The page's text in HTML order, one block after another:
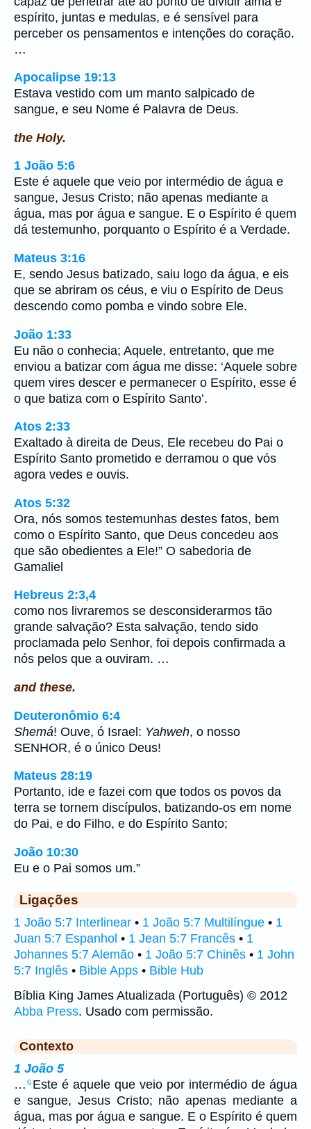
espírito, juntas e medulas, e é sensível para
perceber os pensamentos e intenções do coração.
…
Apocalipse 19:13
Estava vestido com um manto salpicado de
sangue, e seu Nome é Palavra de Deus.
the Holy.
1 João 5:6
Este é aquele que veio por intermédio de água e
sangue, Jesus Cristo; não apenas mediante a
água, mas por água e sangue. E o Espírito é quem
dá testemunho, porquanto o Espírito é a Verdade.
Mateus 3:16
E, sendo Jesus batizado, saiu logo da água, e eis
que se abriram os céus, e viu o Espírito de Deus
descendo como pomba e vindo sobre Ele.
João 1:33
Eu não o conhecia; Aquele, entretanto, que me
enviou a batizar com água me disse: ‘Aquele sobre
quem vires descer e permanecer o Espírito, esse é
o que batiza com o Espírito Santo’.
Atos 2:33
Exaltado à direita de Deus, Ele recebeu do Pai o
Espírito Santo prometido e derramou o que vós
agora vedes e ouvis.
Atos 5:32
Ora, nós somos testemunhas destes fatos, bem
como o Espírito Santo, que Deus concedeu aos
que são obedientes a Ele!” O sabedoria de
Gamaliel
Hebreus 2:3,4
como nos livraremos se desconsiderarmos tão
grande salvação? Esta salvação, tendo sido
proclamada pelo Senhor, foi depois confirmada a
nós pelos que a ouviram. …
and these.
Deuteronômio 6:4
Shemá! Ouve, ó Israel: Yahweh, o nosso
SENHOR, é o único Deus!
Mateus 28:19
Portanto, ide e fazei com que todos os povos da
terra se tornem discípulos, batizando-os em nome
do Pai, e do Filho, e do Espírito Santo;
João 10:30
Eu e o Pai somos um.”
Ligações
1 João 5:7 Interlinear • 1 João 5:7 Multilíngue • 1
Juan 5:7 Espanhol • 1 Jean 5:7 Francês • 1
Johannes 5:7 Alemão • 1 João 5:7 Chinês • 1 John
5:7 Inglês • Bible Apps • Bible Hub
Bíblia King James Atualizada (Português) © 2012
Abba Press. Usado com permissão.
Contexto
1 João 5
… 6 Este é aquele que veio por intermédio de água
e sangue, Jesus Cristo; não apenas mediante a
água, mas por água e sangue. E o Espírito é quem